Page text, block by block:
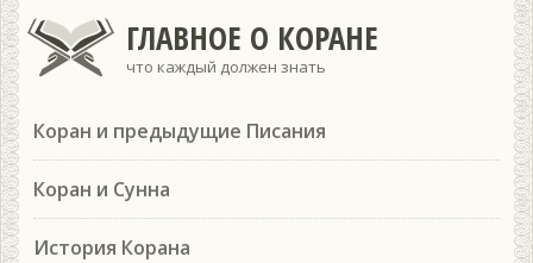
ГЛАВНОЕ О КОРАНЕ
что каждый должен знать
Коран и предыдущие Писания
Коран и Сунна
История Корана